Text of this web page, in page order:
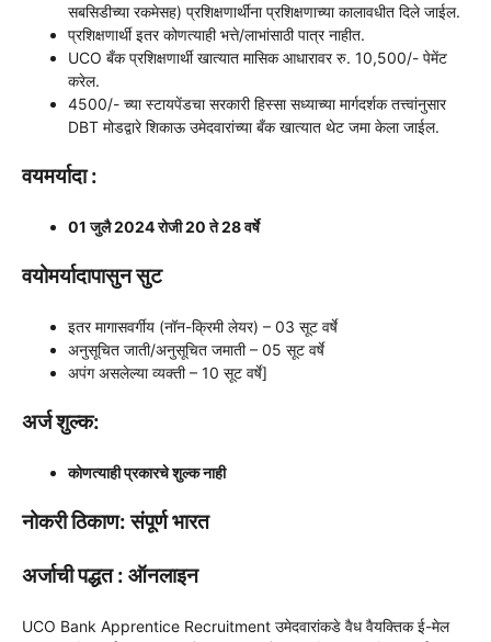
सबसिडीच्या रकमेसह) प्रशिक्षणार्थींना प्रशिक्षणाच्या कालावधीत दिले जाईल.
प्रशिक्षणार्थी इतर कोणत्याही भत्ते/लाभांसाठी पात्र नाहीत.
UCO बँक प्रशिक्षणार्थी खात्यात मासिक आधारावर रु. 10,500/- पेमेंट
करेल.
4500/- च्या स्टायपेंडचा सरकारी हिस्सा सध्याच्या मार्गदर्शक तत्त्वांनुसार
DBT मोडद्वारे शिकाऊ उमेदवारांच्या बँक खात्यात थेट जमा केला जाईल.
वयमर्यादा :
01 जुलै 2024 रोजी 20 ते 28 वर्षे
वयोमर्यादापासुन सुट
इतर मागासवर्गीय (नॉन-क्रिमी लेयर) – 03 सूट वर्षे
अनुसूचित जाती/अनुसूचित जमाती – 05 सूट वर्षे
अपंग असलेल्या व्यक्ती – 10 सूट वर्षे]
अर्ज शुल्क:
कोणत्याही प्रकारचे शुल्क नाही
नोकरी ठिकाण: संपूर्ण भारत
अर्जाची पद्धत : ऑनलाइन
UCO Bank Apprentice Recruitment उमेदवारांकडे वैध वैयक्तिक ई-मेल